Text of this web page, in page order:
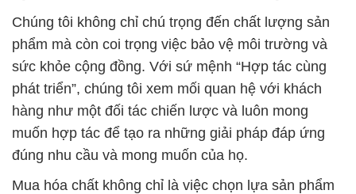
Chúng tôi không chỉ chú trọng đến chất lượng sản
phẩm mà còn coi trọng việc bảo vệ môi trường và
sức khỏe cộng đồng. Với sứ mệnh “Hợp tác cùng
phát triển”, chúng tôi xem mối quan hệ với khách
hàng như một đối tác chiến lược và luôn mong
muốn hợp tác để tạo ra những giải pháp đáp ứng
đúng nhu cầu và mong muốn của họ.
Mua hóa chất không chỉ là việc chọn lựa sản phẩm